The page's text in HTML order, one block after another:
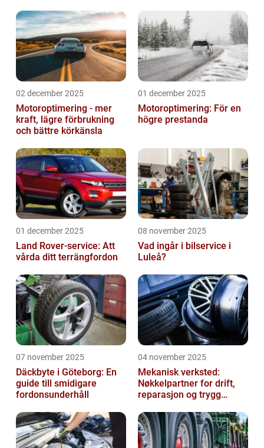
02 december 2025
Motoroptimering - mer
kraft, lägre förbrukning
och bättre körkänsla
01 december 2025
Motoroptimering: För en
högre prestanda
01 december 2025
Land Rover-service: Att
vårda ditt terrängfordon
08 november 2025
Vad ingår i bilservice i
Luleå?
07 november 2025
Däckbyte i Göteborg: En
guide till smidigare
fordonsunderhåll
04 november 2025
Mekanisk verksted:
Nøkkelpartner for drift,
reparasjon og trygg